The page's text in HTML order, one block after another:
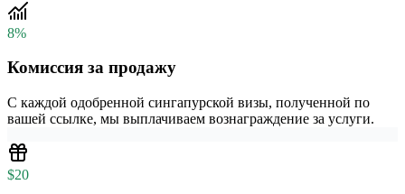
8%
Комиссия за продажу
С каждой одобренной сингапурской визы, полученной по
вашей ссылке, мы выплачиваем вознаграждение за услуги.
$20